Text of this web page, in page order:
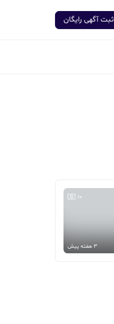
ثبت آگهی رایگان
10
3 هفته پیش